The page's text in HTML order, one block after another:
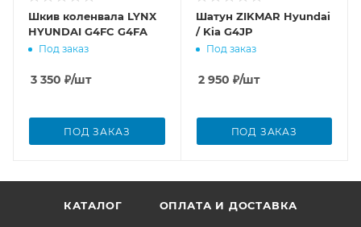
Шкив коленвала LYNX
HYUNDAI G4FC G4FA
Под заказ
3 350 ₽/шт
ПОД ЗАКАЗ
Шатун ZIKMAR Hyundai
/ Kia G4JP
Под заказ
2 950 ₽/шт
ПОД ЗАКАЗ
КАТАЛОГ ОПЛАТА И ДОСТАВКА